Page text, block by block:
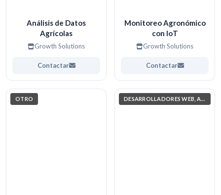
Análisis de Datos
Agrícolas
Growth Solutions
Contactar
Monitoreo Agronómico
con IoT
Growth Solutions
Contactar
OTRO DESARROLLADORES WEB, APPS. (PROGRAMACIÓN)